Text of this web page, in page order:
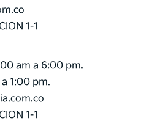
1-1
am a 6:00 pm.
1:00 pm.
1-1